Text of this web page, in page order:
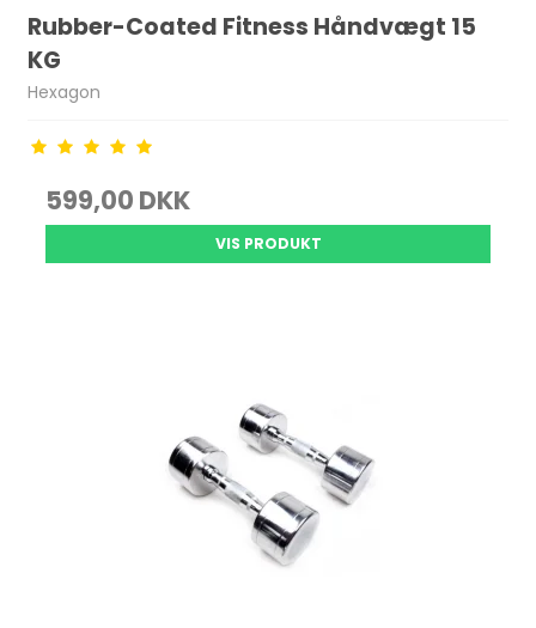
Rubber-Coated Fitness Håndvægt 15
KG
Hexagon
599,00 DKK
VIS PRODUKT